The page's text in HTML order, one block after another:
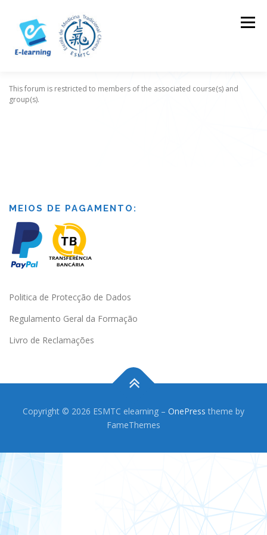
content
Menu
HOME CONTACTOS LOG IN
This forum is restricted to members of the associated course(s) and
group(s).
MEIOS DE PAGAMENTO:
Politica de Protecção de Dados
Regulamento Geral da Formação
Livro de Reclamações
Copyright © 2026 ESMTC elearning – OnePress theme by
FameThemes